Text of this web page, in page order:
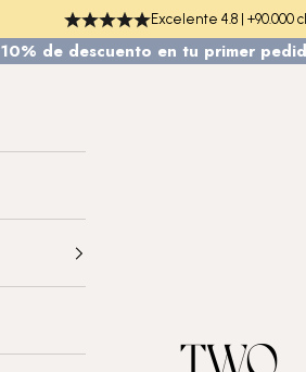
Excelente 4.8 | +90.000
10% de descuento en tu primer
TWO POLES